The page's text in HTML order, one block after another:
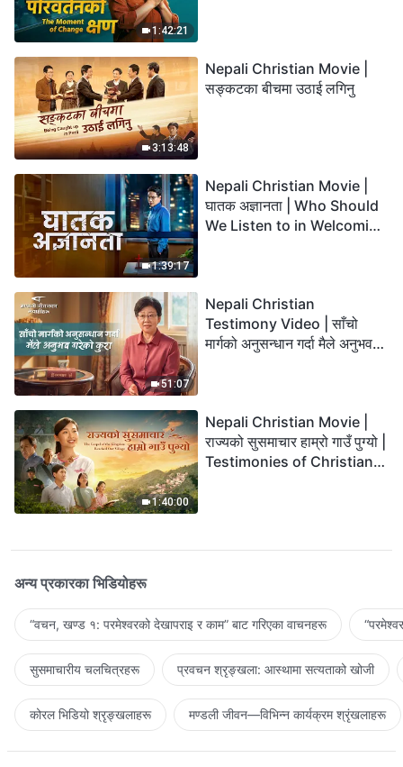
1:42:21
3:13:48
Nepali Christian Movie |
सङ्कटका बीचमा उठाई लगिनु
1:39:17
Nepali Christian Movie |
घातक अज्ञानता | Who Should
We Listen to in Welcoming
51:07
Nepali Christian
Testimony Video | साँचो
मार्गको अनुसन्धान गर्दा मैले अनुभव
1:40:00
Nepali Christian Movie |
राज्यको सुसमाचार हाम्रो गाउँ पुग्यो |
Testimonies of Christians
अन्य प्रकारका भिडियोहरू
“वचन, खण्ड १: परमेश्‍वरको देखापराइ र काम” बाट गरिएका वाचनहरू
सुसमाचारीय चलचित्रहरू प्रवचन श्रृङ्खला: आस्थामा सत्यताको खोजी
कोरल भिडियो श्रृङ्खलाहरू मण्डली जीवन—विभिन्‍न कार्यक्रम श्रृंखलाहरू